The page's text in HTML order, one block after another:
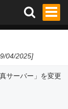
04/2025]
サーバー」を変更